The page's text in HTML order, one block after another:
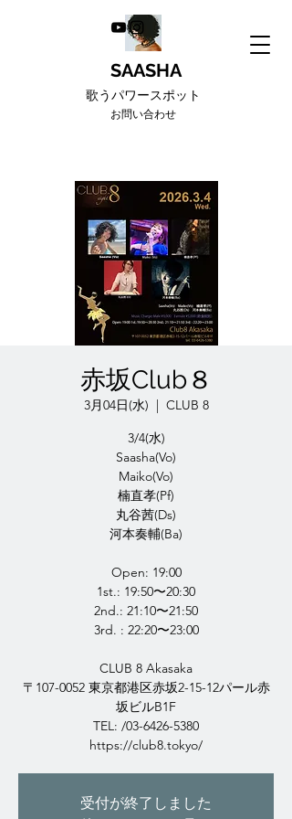
SAASHA
歌うパワースポット
お問い合わせ
赤坂Club８
3月04日(水)
  |
CLUB 8
3/4(水)
Saasha(Vo)
Maiko(Vo)
楠直孝(Pf)
丸谷茜(Ds)
河本奏輔(Ba)
Open: 19:00
1st.: 19:50〜20:30
2nd.: 21:10〜21:50
3rd. : 22:20〜23:00
CLUB 8 Akasaka
〒107-0052 東京都港区赤坂2-15-12パール赤
坂ビルB1F
TEL: /03-6426-5380
https://club8.tokyo/
受付が終了しました